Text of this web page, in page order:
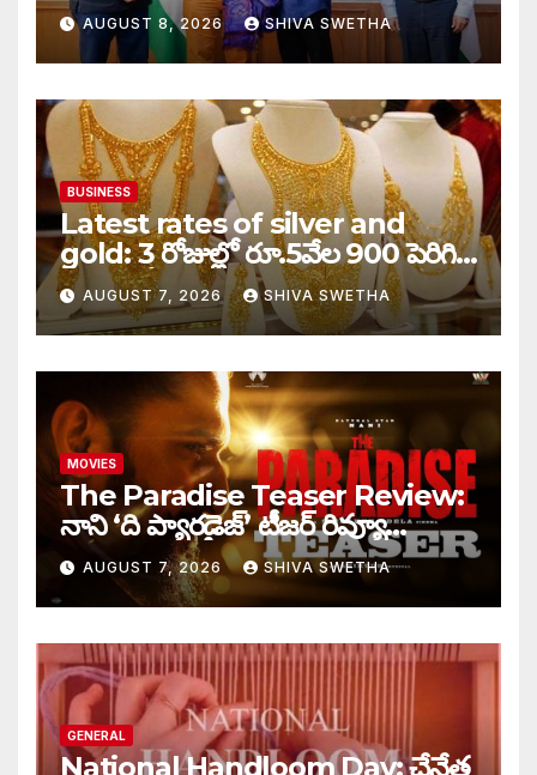
AUGUST 8, 2026 SHIVA SWETHA
BUSINESS
Latest rates of silver and
gold: 3 రోజుల్లో రూ.5వేల 900 పెరిగిన
తులం గోల్డ్…
AUGUST 7, 2026 SHIVA SWETHA
MOVIES
The Paradise Teaser Review:
నాని ‘ది ప్యారడైజ్’ టీజర్ రివ్యూ…
AUGUST 7, 2026 SHIVA SWETHA
GENERAL
National Handloom Day: చేనేత